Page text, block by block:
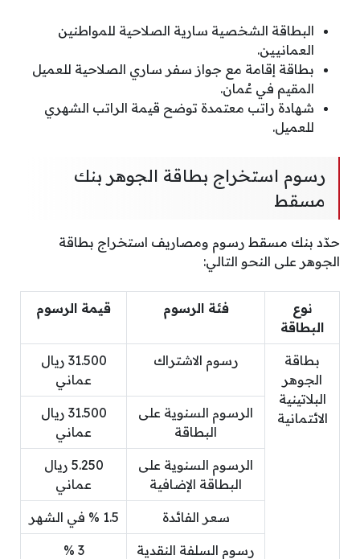
البطاقة الشخصية سارية الصلاحية للمواطنين
العمانيين.
بطاقة إقامة مع جواز سفر ساري الصلاحية للعميل
المقيم في عُمان.
شهادة راتب معتمدة توضح قيمة الراتب الشهري
للعميل.
رسوم استخراج بطاقة الجوهر بنك
مسقط
حدّد بنك مسقط رسوم ومصاريف استخراج بطاقة
الجوهر على النحو التالي:
نوع
البطاقة
فئة الرسوم قيمة الرسوم
بطاقة
الجوهر
البلاتينية
الائتمانية
رسوم الاشتراك
31.500 ريال
عماني
الرسوم السنوية على
البطاقة
31.500 ريال
عماني
الرسوم السنوية على
البطاقة الإضافية
5.250 ريال
عماني
سعر الفائدة 1.5 % في الشهر
رسوم السلفة النقدية 3 %